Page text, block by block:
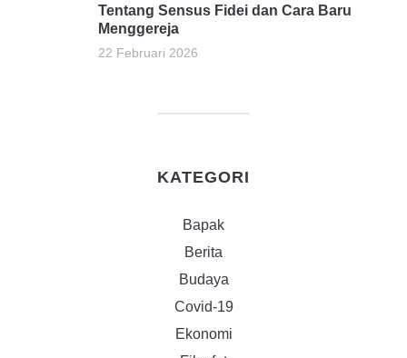
Tentang Sensus Fidei dan Cara Baru
Menggereja
22 Februari 2026
KATEGORI
Bapak
Berita
Budaya
Covid-19
Ekonomi